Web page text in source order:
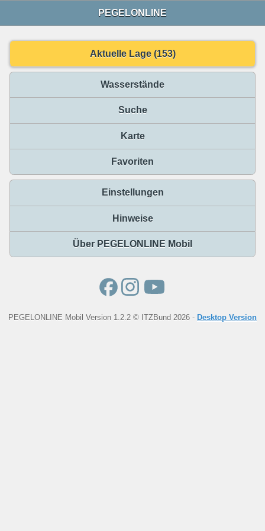
PEGELONLINE
Aktuelle Lage (153)
Wasserstände
Suche
Karte
Favoriten
Einstellungen
Hinweise
Über PEGELONLINE Mobil
PEGELONLINE Mobil Version 1.2.2 © ITZBund 2026 - Desktop Version